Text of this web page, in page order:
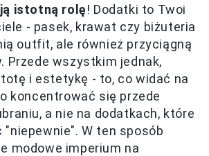
istotną rolę! Dodatki to Twoi
- pasek, krawat czy biżuteria
outfit, ale również przyciągną
Przede wszystkim jednak,
i estetykę - to, co widać na
koncentrować się przede
a nie na dodatkach, które
"niepewnie". W ten sposób
modowe imperium na